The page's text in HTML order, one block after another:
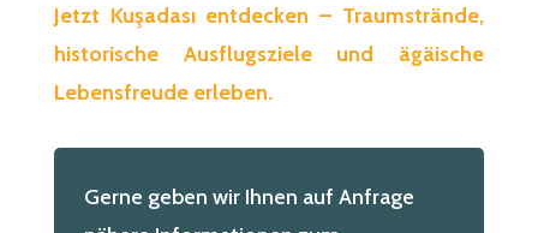
Jetzt Kuşadası entdecken – Traumstrände,
historische Ausflugsziele und ägäische
Lebensfreude erleben.
Gerne geben wir Ihnen auf Anfrage